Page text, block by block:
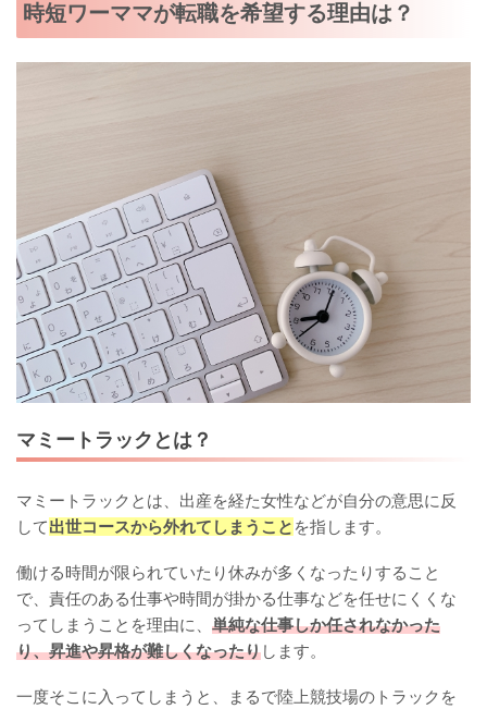
時短ワーママが転職を希望する理由は？
マミートラックとは？
マミートラックとは、出産を経た女性などが自分の意思に反
して出世コースから外れてしまうこと を指します。
働ける時間が限られていたり休みが多くなったりすること
で、責任のある仕事や時間が掛かる仕事などを任せにくくな
ってしまうことを理由に、 単純な仕事しか任されなかった
り、昇進や昇格が難しくなったりします。
一度そこに入ってしまうと、まるで陸上競技場のトラックを